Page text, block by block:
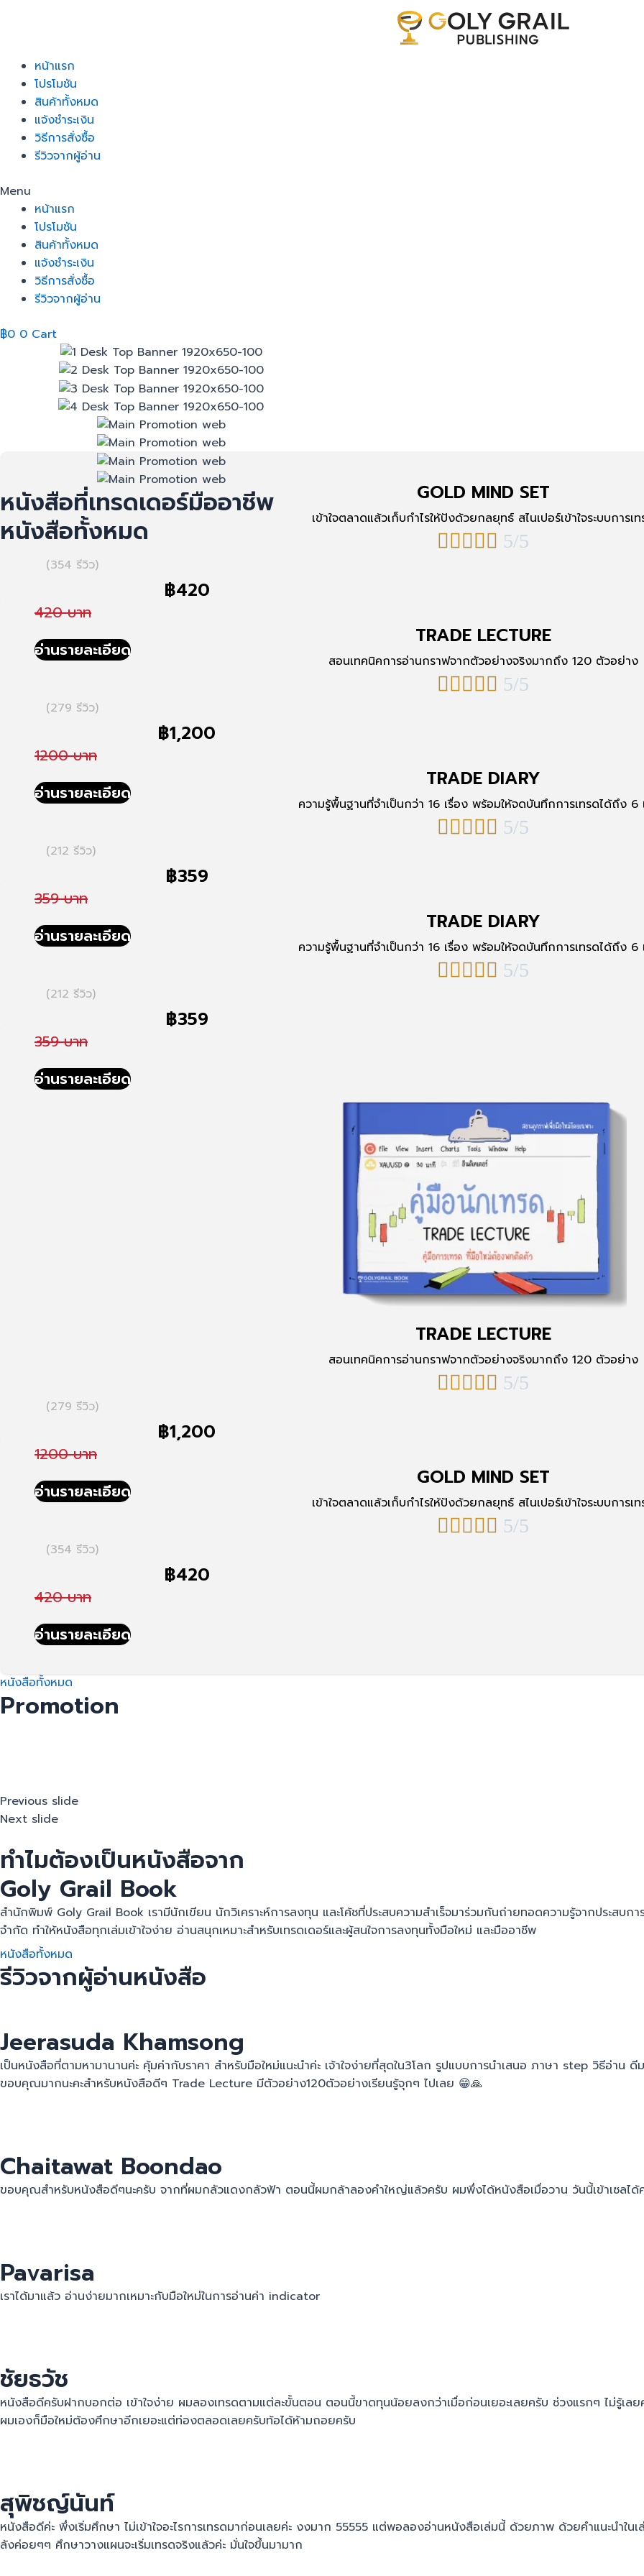
หน้าแรก
โปรโมชัน
สินค้าทั้งหมด
แจ้งชำระเงิน
วิธีการสั่งซื้อ
รีวิวจากผู้อ่าน
Menu
หน้าแรก
โปรโมชัน
สินค้าทั้งหมด
แจ้งชำระเงิน
วิธีการสั่งซื้อ
รีวิวจากผู้อ่าน
฿0 0 Cart
หนังสือที่เทรดเดอร์มืออาชีพ
หนังสือทั้งหมด
GOLD MIND SET
เข้าใจตลาดแล้วเก็บกำไรให้ปังด้วยกลยุทธ์ สไนเปอร์เข้าใจระบบการเ
 5/5
(354 รีวิว)
฿420
420 บาท
อ่านรายละเอียด
TRADE LECTURE
สอนเทคนิคการอ่านกราฟจากตัวอย่างจริงมากถึง 120 ตัวอย่าง
 5/5
(279 รีวิว)
฿1,200
1200 บาท
อ่านรายละเอียด
TRADE DIARY
ความรู้พื้นฐานที่จำเป็นกว่า 16 เรื่อง พร้อมให้จดบันทึกการเทรดได้ถึง 6
 5/5
(212 รีวิว)
฿359
359 บาท
อ่านรายละเอียด
TRADE DIARY
ความรู้พื้นฐานที่จำเป็นกว่า 16 เรื่อง พร้อมให้จดบันทึกการเทรดได้ถึง 6
 5/5
(212 รีวิว)
฿359
359 บาท
อ่านรายละเอียด
TRADE LECTURE
สอนเทคนิคการอ่านกราฟจากตัวอย่างจริงมากถึง 120 ตัวอย่าง
 5/5
(279 รีวิว)
฿1,200
1200 บาท
อ่านรายละเอียด
GOLD MIND SET
เข้าใจตลาดแล้วเก็บกำไรให้ปังด้วยกลยุทธ์ สไนเปอร์เข้าใจระบบการเ
 5/5
(354 รีวิว)
฿420
420 บาท
อ่านรายละเอียด
หนังสือทั้งหมด
Promotion
Previous slide
Next slide
ทำไมต้องเป็นหนังสือจาก
Goly Grail Book
สำนักพิมพ์ Goly Grail Book เรามีนักเขียน นักวิเคราะห์การลงทุน และโค้ชที่ประสบความสำเร็จมาร่วมกันถ่ายทอดความรู้จากประสบ
จำกัด ทำให้หนังสือทุกเล่มเข้าใจง่าย อ่านสนุกเหมาะสำหรับเทรดเดอร์และผู้สนใจการลงทุนทั้งมือใหม่ และมืออาชีพ
หนังสือทั้งหมด
รีวิวจากผู้อ่านหนังสือ
Jeerasuda Khamsong
เป็นหนังสือที่ตามหามานานค่ะ คุ้มค่ากับราคา สำหรับมือใหม่แนะนำค่ะ เจ้าใจง่ายที่สุดใน3โลก รูปแบบการนำเสนอ ภาษา step วิธีอ่าน
ขอบคุณมากนะคะสำหรับหนังสือดีๆ Trade Lecture มีตัวอย่าง120ตัวอย่างเรียนรู้จุกๆ ไปเลย 😁🙏
Chaitawat Boondao
ขอบคุณสำหรับหนังสือดีๆนะครับ จากที่ผมกลัวแดงกลัวฟ้า ตอนนี้ผมกล้าลองคำใหญ่แล้วครับ ผมพึ่งได้หนังสือเมื่อวาน วันนี้เข้าเซลได้
Pavarisa
เราได้มาแล้ว อ่านง่ายมากเหมาะกับมือใหม่ในการอ่านค่า indicator
ชัยธวัช
หนังสือดีครับฝากบอกต่อ เข้าใจง่าย ผมลองเทรดตามแต่ละขั้นตอน ตอนนี้ขาดทุนน้อยลงกว่าเมื่อก่อนเยอะเลยครับ ช่วงแรกๆ ไม่รู้เลย
ผมเองก็มือใหม่ต้องศึกษาอีกเยอะแต่ท่องตลอดเลยครับท้อได้ห้ามถอยครับ
สุพิชญ์นันท์
หนังสือดีค่ะ พึ่งเริ่มศึกษา ไม่เข้าใจอะไรการเทรดมาก่อนเลยค่ะ งงมาก 55555 แต่พอลองอ่านหนังสือเล่มนี้ ด้วยภาพ ด้วยคำแนะนำในเ
ลังค่อยๆๆ ศึกษาวางแผนจะเริ่มเทรดจริงแล้วค่ะ มั่นใจขึ้นมามาก